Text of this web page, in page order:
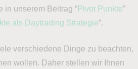
in unserem Beitrag “Pivot Punkte”
als Daytrading Strategie“.
verschiedene Dinge zu beachten,
wollen. Daher stellen wir Ihnen